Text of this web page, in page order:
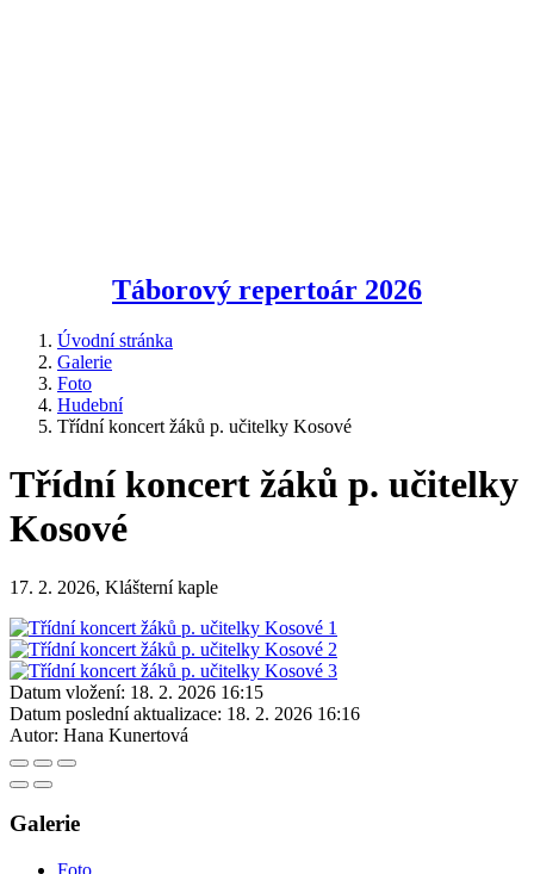
Táborový repertoár 2026
Úvodní stránka
Galerie
Foto
Hudební
Třídní koncert žáků p. učitelky Kosové
Třídní koncert žáků p. učitelky
Kosové
17. 2. 2026, Klášterní kaple
Datum vložení: 18. 2. 2026 16:15
Datum poslední aktualizace: 18. 2. 2026 16:16
Autor: Hana Kunertová
Galerie